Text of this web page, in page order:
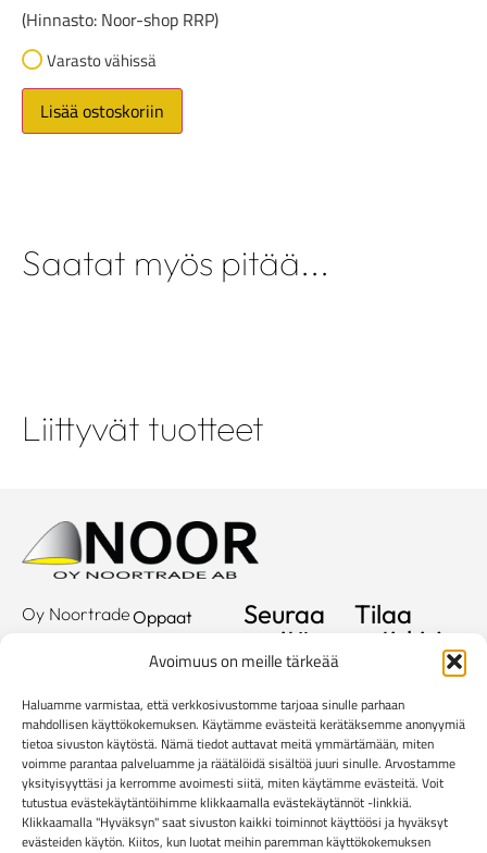
Avoimuus on meille tärkeää
Haluamme varmistaa, että verkkosivustomme tarjoaa sinulle parhaan
mahdollisen käyttökokemuksen. Käytämme evästeitä kerätäksemme anonyymiä
tietoa sivuston käytöstä. Nämä tiedot auttavat meitä ymmärtämään, miten
voimme parantaa palveluamme ja räätälöidä sisältöä juuri sinulle. Arvostamme
yksityisyyttäsi ja kerromme avoimesti siitä, miten käytämme evästeitä. Voit
tutustua evästekäytäntöihimme klikkaamalla evästekäytännöt -linkkiä.
Klikkaamalla "Hyväksyn" saat sivuston kaikki toiminnot käyttöösi ja hyväksyt
evästeiden käytön. Kiitos, kun luotat meihin paremman käyttökokemuksen
(Hinnasto: Noor-shop RRP)
Varasto vähissä
Lisää ostoskoriin
Saatat myös pitää...
Liittyvät tuotteet
Oy Noortrade
Hallimestarinkatu
20780
Kaarina
info@noortrade.fi
+358 2 51 22
500
Oppaat
Kuvastot
Showroom
Yritys
Yhteystiedot
Ajankohtaista
Seuraa
meitä
Tilaa
uutiskirje